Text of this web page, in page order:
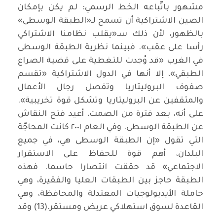
مشهور باتّباعه الخط الرسمي: لم يكن بإمكان
الصين الاشتراكية أن تسمح لـ«الطبقة الوسطى»
بالظهور، لأن ذلك سـ«يقلب نظامنا الاشتراكي
رأسا على عقب». فبينما نظرية الطبقة الوسطى
في الغرب «قد وُجدت للتغطية على قضية الصراع
الطبقي»، إلا أنها في الدول الاشتراكية «تقسم
صفوف البروليتاريا وتفصل رجال الأعمال
والمثقفين عن البروليتاريا وتشكل قوة تخريبية».
على أنه، بعد فترة من الصمت، أعيد فتح النقاش
عن الطبقة الوسطى. وفي العام ٢٠٠١ كانت المحاجّة
التي تقول «إن الطبقة الوسطى هي، في جميع
البلدان، أهم قوة للحفاظ على الاستقرار
الاجتماعي» قد حققت انتصارا حاسما. فهذه
الطبقة حاجز بين الطبقات العليا والفقيرة، وهي
حاملة الأيديولوجيات المعتدلة والمحافظة، وهي
القاعدة لسوق استهلاكي عريض ومستقر.(13) وقد